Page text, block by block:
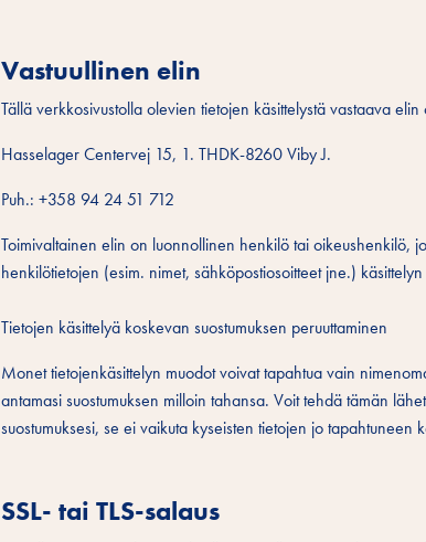
Vastuullinen elin
Tällä verkkosivustolla olevien tietojen käsittelystä vastaava elin
Hasselager Centervej 15, 1. THDK-8260 Viby J.
Puh.: +358 94 24 51 712
Toimivaltainen elin on luonnollinen henkilö tai oikeushenkilö,
henkilötietojen (esim. nimet, sähköpostiosoitteet jne.)
Tietojen käsittelyä koskevan suostumuksen peruuttaminen
Monet tietojenkäsittelyn muodot voivat tapahtua vain
antamasi suostumuksen milloin tahansa. Voit tehdä tämän
suostumuksesi, se ei vaikuta kyseisten tietojen jo tapahtuneen
SSL- tai TLS-salaus